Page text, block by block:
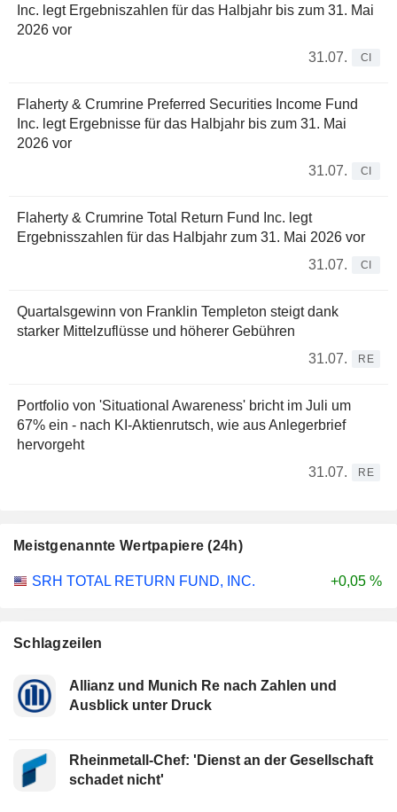
Inc. legt Ergebniszahlen für das Halbjahr bis zum 31. Mai
2026 vor
31.07.
CI
Flaherty & Crumrine Preferred Securities Income Fund
Inc. legt Ergebnisse für das Halbjahr bis zum 31. Mai
2026 vor
31.07.
CI
Flaherty & Crumrine Total Return Fund Inc. legt
Ergebnisszahlen für das Halbjahr zum 31. Mai 2026 vor
31.07.
CI
Quartalsgewinn von Franklin Templeton steigt dank
starker Mittelzuflüsse und höherer Gebühren
31.07.
RE
Portfolio von 'Situational Awareness' bricht im Juli um
67% ein - nach KI-Aktienrutsch, wie aus Anlegerbrief
hervorgeht
31.07.
RE
Meistgenannte Wertpapiere (24h)
SRH TOTAL RETURN FUND, INC. +0,05 %
Schlagzeilen
Allianz und Munich Re nach Zahlen und
Ausblick unter Druck
Rheinmetall-Chef: 'Dienst an der Gesellschaft
schadet nicht'